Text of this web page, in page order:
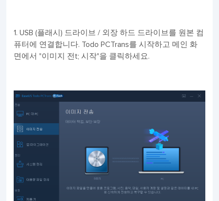
1. USB (플래시) 드라이브 / 외장 하드 드라이브를 원본 컴
퓨터에 연결합니다. Todo PCTrans를 시작하고 메인 화
면에서 "이미지 전t; 시작"을 클릭하세요.